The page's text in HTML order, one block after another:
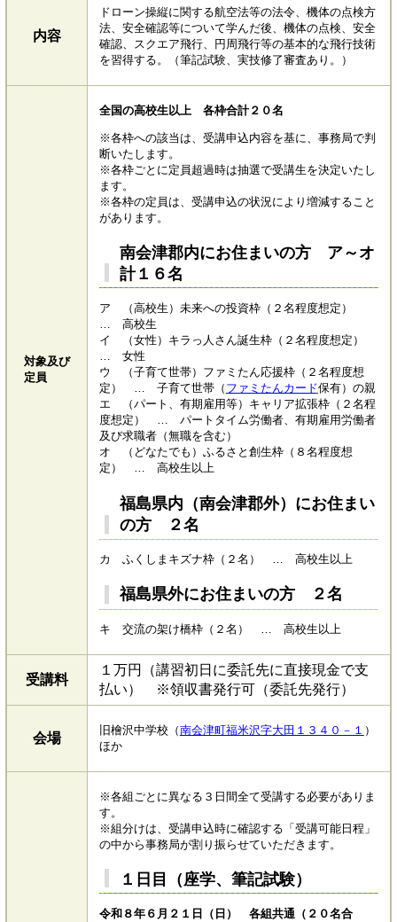
内容
ドローン操縦に関する航空法等の法令、機体の点検方
法、安全確認等について学んだ後、機体の点検、安全
確認、スクエア飛行、円周飛行等の基本的な飛行技術
を習得する。（筆記試験、実技修了審査あり。）
対象及び
定員
全国の高校生以上 各枠合計２０名
※各枠への該当は、受講申込内容を基に、事務局で判
断いたします。
※各枠ごとに定員超過時は抽選で受講生を決定いたし
ます。
※各枠の定員は、受講申込の状況により増減すること
があります。
南会津郡内にお住まいの方 ア～オ
計１６名
​ア （高校生）未来への投資枠（２名程度想定）
… 高校生
​イ （女性）キラっ人さん誕生枠（２名程度想定）
… 女性
​ウ （子育て世帯）ファミたん応援枠（２名程度想
定） … 子育て世帯（ ファミたんカード保有）の親
​エ （パート、有期雇用等）キャリア拡張枠（２名程
度想定） … パートタイム労働者、有期雇用労働者
及び求職者（無職を含む）
​オ （どなたでも）ふるさと創生枠（８名程度想
定） … 高校生以上
福島県内（南会津郡外）にお住まい
の方 ２名
カ ふくしまキズナ枠（２名） … 高校生以上
福島県外にお住まいの方 ２名
キ 交流の架け橋枠（２名） … 高校生以上
受講料
１万円（講習初日に委託先に直接現金で支
払い） ※領収書発行可（委託先発行）
会場
旧檜沢中学校（南会津町福米沢字大田１３４０－１ ）
ほか
※各組ごとに異なる３日間全て受講する必要がありま
す。
※組分けは、受講申込時に確認する「受講可能日程」
の中から事務局が割り振らせていただきます。
１日目（座学、筆記試験）
令和８年６月２１日（日） 各組共通（２０名合